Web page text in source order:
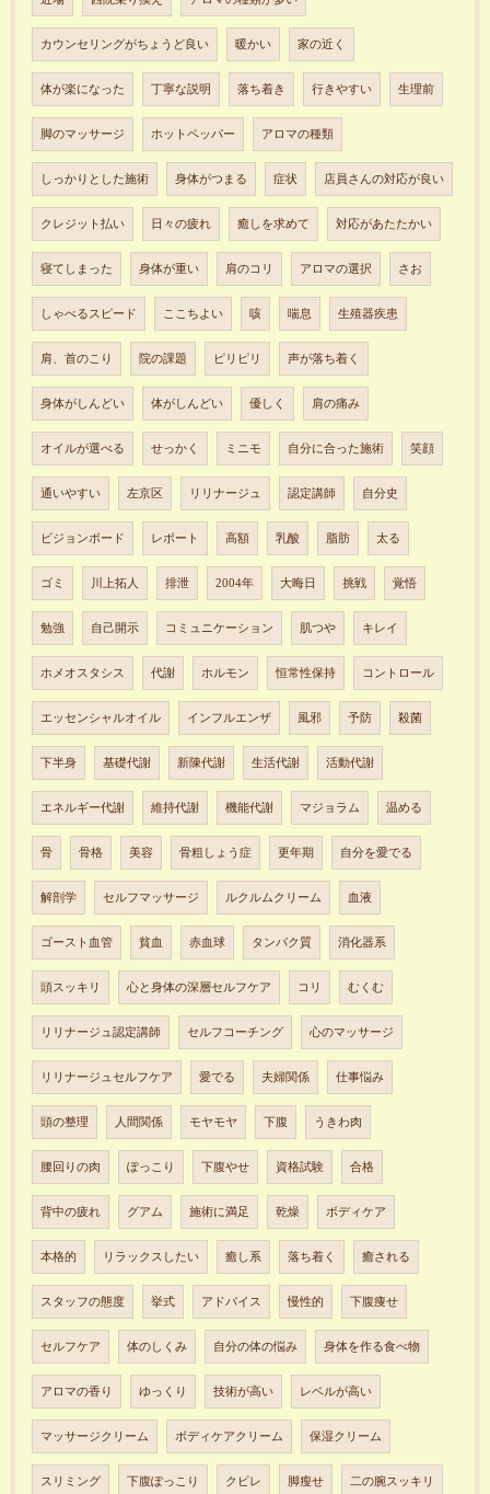
カウンセリングがちょうど良い 暖かい 家の近く
体が楽になった 丁寧な説明 落ち着き 行きやすい 生理前
脚のマッサージ ホットペッパー アロマの種類
しっかりとした施術 身体がつまる 症状 店員さんの対応が良い
クレジット払い 日々の疲れ 癒しを求めて 対応があたたかい
寝てしまった 身体が重い 肩のコリ アロマの選択 さお
しゃべるスピード ここちよい 咳 喘息 生殖器疾患
肩、首のこり 院の課題 ピリピリ 声が落ち着く
身体がしんどい 体がしんどい 優しく 肩の痛み
オイルが選べる せっかく ミニモ 自分に合った施術 笑顔
通いやすい 左京区 リリナージュ 認定講師 自分史
ビジョンボード レポート 高額 乳酸 脂肪 太る
ゴミ 川上拓人 排泄 2004年 大晦日 挑戦 覚悟
勉強 自己開示 コミュニケーション 肌つや キレイ
ホメオスタシス 代謝 ホルモン 恒常性保持 コントロール
エッセンシャルオイル インフルエンザ 風邪 予防 殺菌
下半身 基礎代謝 新陳代謝 生活代謝 活動代謝
エネルギー代謝 維持代謝 機能代謝 マジョラム 温める
骨 骨格 美容 骨粗しょう症 更年期 自分を愛でる
解剖学 セルフマッサージ ルクルムクリーム 血液
ゴースト血管 貧血 赤血球 タンパク質 消化器系
頭スッキリ 心と身体の深層セルフケア コリ むくむ
リリナージュ認定講師 セルフコーチング 心のマッサージ
リリナージュセルフケア 愛でる 夫婦関係 仕事悩み
頭の整理 人間関係 モヤモヤ 下腹 うきわ肉
腰回りの肉 ぽっこり 下腹やせ 資格試験 合格
背中の疲れ グアム 施術に満足 乾燥 ボディケア
本格的 リラックスしたい 癒し系 落ち着く 癒される
スタッフの態度 挙式 アドバイス 慢性的 下腹痩せ
セルフケア 体のしくみ 自分の体の悩み 身体を作る食べ物
アロマの香り ゆっくり 技術が高い レベルが高い
マッサージクリーム ボディケアクリーム 保湿クリーム
スリミング 下腹ぽっこり クビレ 脚瘦せ 二の腕スッキリ